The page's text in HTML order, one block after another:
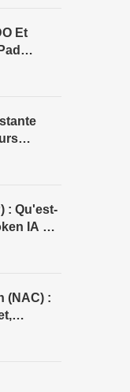
Et
: Qu'est-
IA Et
(NAC) :
Analyse